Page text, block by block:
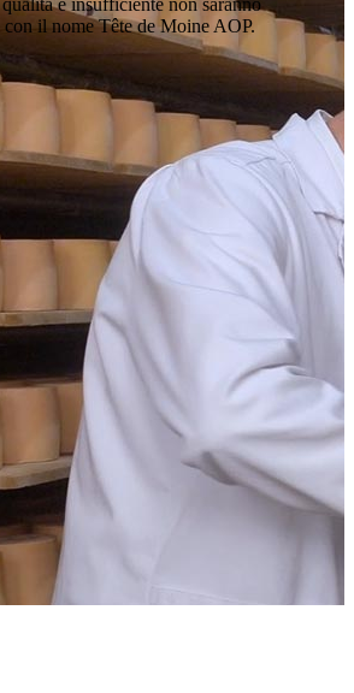
il nome Tête de Moine AOP.